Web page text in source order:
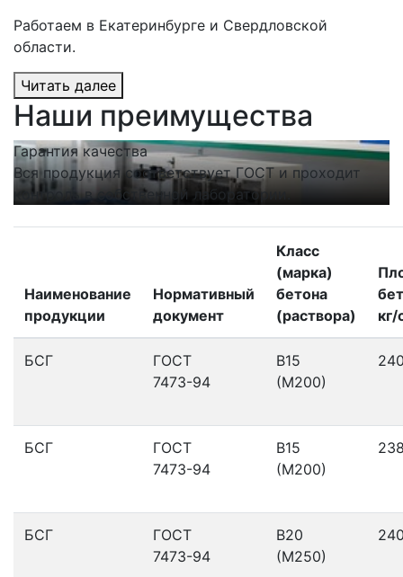
Работаем в Екатеринбурге и Свердловской
области.
Читать далее
Наши преимущества
Гарантия качества
Вся продукция соответствует ГОСТ и проходит
контроль в собственной лаборатории.
Наименование
продукции
Нормативный
документ
Класс
(марка)
бетона
(раствора)
кг/
БСГ
ГОСТ
7473-94
В15
(М200)
БСГ
ГОСТ
7473-94
В15
(М200)
БСГ
ГОСТ
7473-94
В20
(М250)